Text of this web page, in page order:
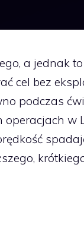
a jednak
cel bez
podczas
operacjach w